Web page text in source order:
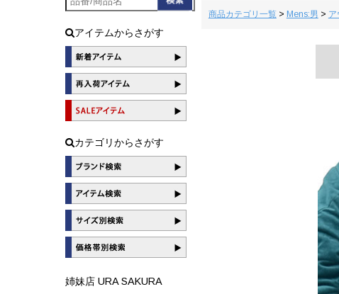
アイテムからさがす
カテゴリからさがす
姉妹店 URA SAKURA
商品カテゴリ一覧> Mens:男 > ア